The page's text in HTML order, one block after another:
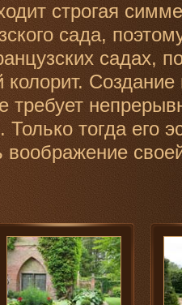
строгая
сада,
садах,
колорит.
требует
тогда его
воображение